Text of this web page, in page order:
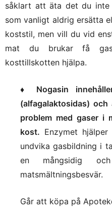
såklart att äta det du
som vanligt aldrig ersätta
koststil, men vill du vid
mat du brukar få
kosttillskotten hjälpa.
♦ Nogasin
(alfagalaktosidas)
problem med gaser i
kost. Enzymet
undvika gasbildning i
en mångsidig
matsmältningsbesvär.
Går att köpa på